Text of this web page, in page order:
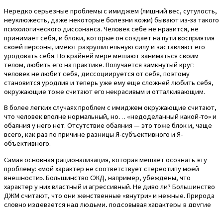
Нередко серьезные проблемы с имиджем (лишний вес, сутулость,
неуклюжесть, даже некоторые болезни кожи) бывают из-за такого
психологического диссонанса. Человек себе не нравится, не
принимает себя, и блоки, которые он создает на пути восприятия
своей персоны, имеют разрушительную силу и заставляют его
уродовать себя. По крайней мере мешают заниматься своим
телом, любить его на практике. Получается замкнутый круг:
человек не любит себя, диссоциируется от себя, поэтому
становится уродлив и теперь уже ему еще сложней любить себя,
окружающие тоже считают его некрасивым и отталкивающим.
В более легких случаях проблем с имиджем окружающие считают,
что человек вполне нормальный, но… «недоделанный какой-то» и
обаяния у него нет. Отсутствие обаяния — это тоже блок и, чаще
всего, как раз по причине разницы Я-субъективного и Я-
объективного.
Самая основная рационализация, которая мешает осознать эту
проблему: «мой характер не соответствует стереотипу моей
внешности». Большинство СЖД, например, убеждены, что
характер у них властный и агрессивный. Не диво ли? Большинство
ДЖМ считают, что они женственные «внутри» и нежные. Природа
словно издевается над людьми, подсовывая характеры в другие